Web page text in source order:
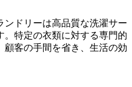
ンドリーは高品質な洗濯サー
。特定の衣類に対する専門的
顧客の手間を省き、生活の効